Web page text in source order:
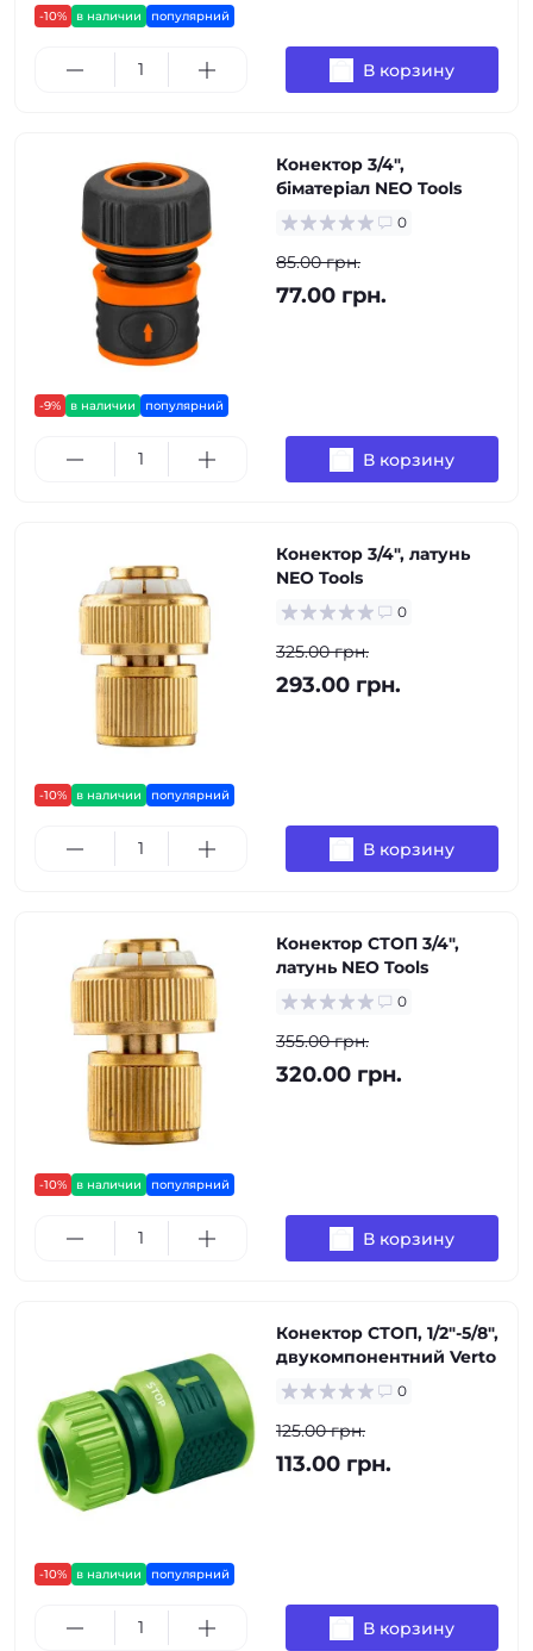
-10% в наличии популярний
В корзину
-9% в наличии популярний
Конектор 3/4",
біматеріал NEO Tools
0
85.00 грн.
77.00 грн.
В корзину
-10% в наличии популярний
Конектор 3/4", латунь
NEO Tools
0
325.00 грн.
293.00 грн.
В корзину
-10% в наличии популярний
Конектор СТОП 3/4",
латунь NEO Tools
0
355.00 грн.
320.00 грн.
В корзину
-10% в наличии популярний
Конектор СТОП, 1/2"-5/8",
двукомпонентний Verto
0
125.00 грн.
113.00 грн.
В корзину